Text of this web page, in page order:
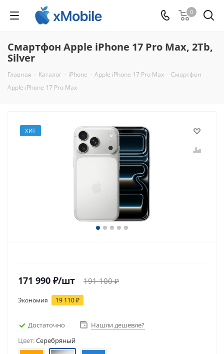
0
Смартфон Apple iPhone 17 Pro Max, 2Tb,
Silver
Главная - Каталог - iPhone - Apple iPhone 17 Pro Max - Смартфон
Apple iPhone 17 Pro Max
ХИТ
171 990 ₽/шт 191 100₽
Экономия 19 110₽
Достаточно
Нашли дешевле?
Цвет:Серебряный